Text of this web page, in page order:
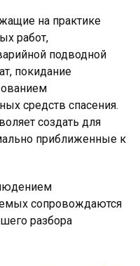
на практике
работ,
подводной
покидание
средств спасения.
создать для
приближенные к
сопровождаются
разбора